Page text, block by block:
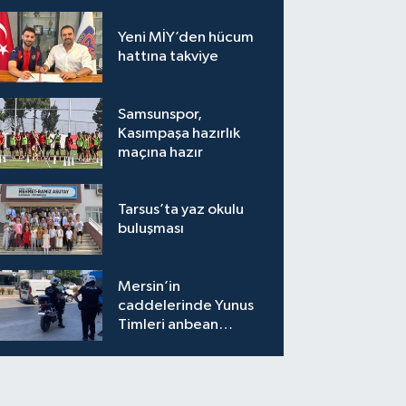
Anaia Höyüğü UNESCO
Yeni MİY’den hücum
hattına takviye
Samsunspor,
Kasımpaşa hazırlık
maçına hazır
Tarsus’ta yaz okulu
buluşması
Mersin’in
caddelerinde Yunus
Timleri anbean